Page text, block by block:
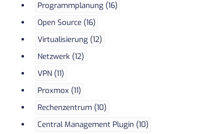
Programmplanung (16)
Open Source (16)
Virtualisierung (12)
Netzwerk (12)
VPN (11)
Proxmox (11)
Rechenzentrum (10)
Central Management Plugin (10)